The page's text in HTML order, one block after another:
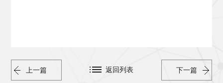
上一篇 下一篇
返回列表